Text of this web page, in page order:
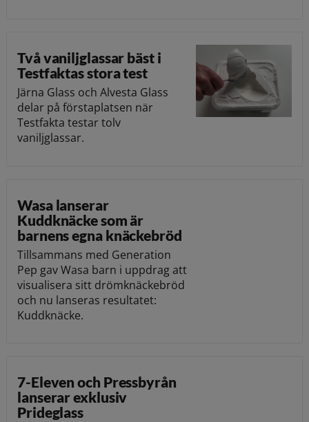
Två vaniljglassar bäst i
Testfaktas stora test
Järna Glass och Alvesta Glass
delar på förstaplatsen när
Testfakta testar tolv
vaniljglassar.
Wasa lanserar
Kuddknäcke som är
barnens egna knäckebröd
Tillsammans med Generation
Pep gav Wasa barn i uppdrag att
visualisera sitt drömknäckebröd
och nu lanseras resultatet:
Kuddknäcke.
7-Eleven och Pressbyrån
lanserar exklusiv
Prideglass